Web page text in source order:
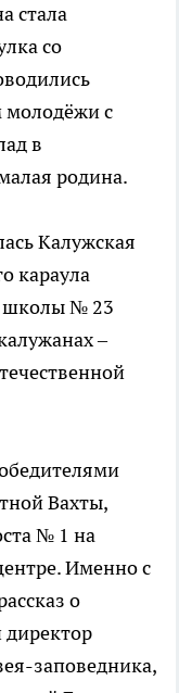
стала
со
молодёжи с
в
родина.
Калужская
караула
школы № 23
–
Вахты,
№ 1 на
Именно с
о
заповедника,